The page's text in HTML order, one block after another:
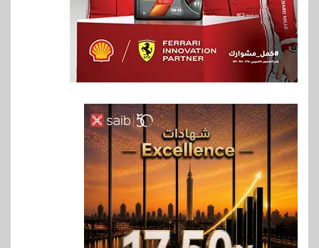
6
بنوك
بنك QNB مصر يعزز جاهزية
المشروعات الصغيرة والمتوسطة
للنمو والتوسع
7 اخبار